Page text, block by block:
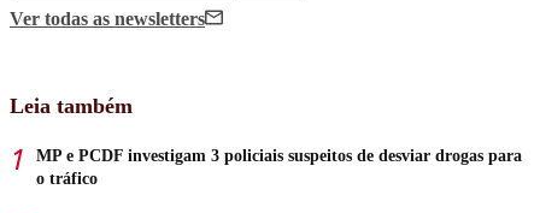
Ver todas as newsletters
Leia também
MP e PCDF investigam 3 policiais suspeitos de desviar drogas para
o tráfico